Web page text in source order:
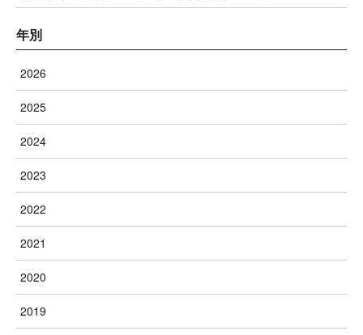
年別
2026
2025
2024
2023
2022
2021
2020
2019